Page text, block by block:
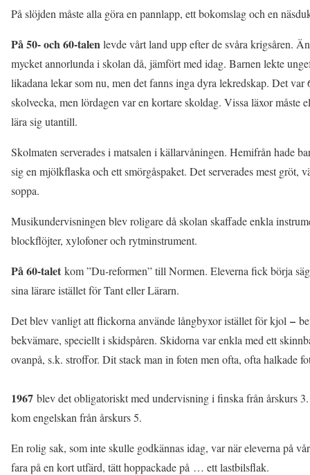
På slöjden måste alla göra en pannlapp, ett bokomslag och en
På 50- och 60-talenlevde vårt land upp efter de svåra krigsåren.
mycket annorlunda i skolan då, jämfört med idag. Barnen lekte
likadana lekar som nu, men det fanns inga dyra lekredskap. Det var
skolvecka, men lördagen var en kortare skoldag. Vissa läxor måste
lära sig utantill.
Skolmaten serverades i matsalen i källarvåningen. Hemifrån hade
sig en mjölkflaska och ett smörgåspaket. Det serverades mest gröt,
soppa.
Musikundervisningen blev roligare då skolan skaffade enkla
blockflöjter, xylofoner och rytminstrument.
På 60-talet kom ”Du-reformen” till Normen. Eleverna fick börja
sina lärare istället för Tant eller Lärarn.
Det blev vanligt att flickorna använde långbyxor istället för kjol –
bekvämare, speciellt i skidspåren. Skidorna var enkla med ett
ovanpå, s.k. stroffor. Dit stack man in foten men ofta, ofta halkade
1967 blev det obligatoriskt med undervisning i finska från årskurs 3.
kom engelskan från årskurs 5.
En rolig sak, som inte skulle godkännas idag, var när eleverna på
fara på en kort utfärd, tätt hoppackade på … ett lastbilsflak.